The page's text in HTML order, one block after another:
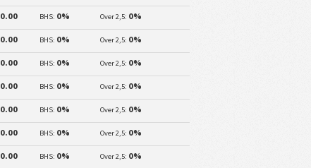
0.00 BHS: 0% Over 2,5: 0%
0.00 BHS: 0% Over 2,5: 0%
0.00 BHS: 0% Over 2,5: 0%
0.00 BHS: 0% Over 2,5: 0%
0.00 BHS: 0% Over 2,5: 0%
0.00 BHS: 0% Over 2,5: 0%
0.00 BHS: 0% Over 2,5: 0%